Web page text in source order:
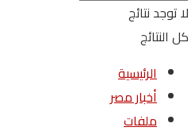
لا توجد نتائج
كل النتائج
الرئيسية
أخبار مصر
ملفات